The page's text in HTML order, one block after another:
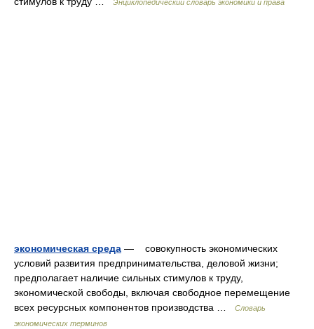
Энциклопедический словарь экономики и права
экономическая среда — совокупность экономических
условий развития предпринимательства, деловой жизни;
предполагает наличие сильных стимулов к труду,
экономической свободы, включая свободное перемещение
всех ресурсных компонентов производства …
Словарь
экономических терминов